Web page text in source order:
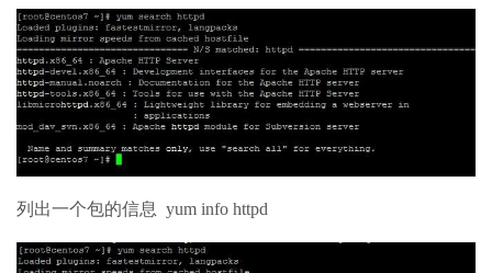
列出一个包的信息 yum info httpd